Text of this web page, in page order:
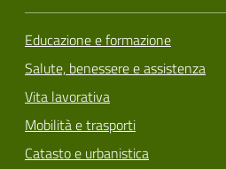
Educazione e formazione
Salute, benessere e assistenza
Vita lavorativa
Mobilità e trasporti
Catasto e urbanistica